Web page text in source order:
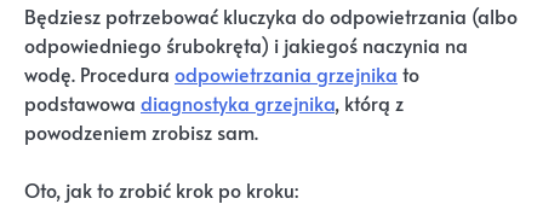
Będziesz potrzebować kluczyka do odpowietrzania (albo
odpowiedniego śrubokręta) i jakiegoś naczynia na
wodę. Procedura odpowietrzania grzejnika to
podstawowa diagnostyka grzejnika, którą z
powodzeniem zrobisz sam.
Oto, jak to zrobić krok po kroku: